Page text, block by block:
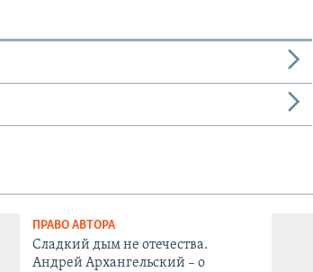
ПРАВО АВТОРА
Сладкий дым не отечества.
Андрей Архангельский – о